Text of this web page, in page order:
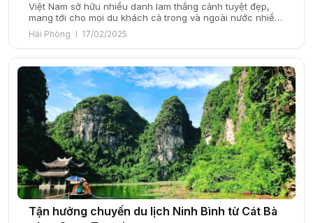
Việt Nam sở hữu nhiều danh lam thắng cảnh tuyệt đẹp,
mang tới cho mọi du khách cả trong và ngoài nước nhiều
trải nghiệm tham quan, du lịch thú vị. Nếu Vịnh Hạ Long
mê hoặc du khách bởi vẻ đẹp kỳ vĩ của biển cả, thì Ninh
Bình lại khiến lòng người xao […]
Hải Phòng 17/02/2025
Tận hưởng chuyến du lịch Ninh Bình từ Cát Bà